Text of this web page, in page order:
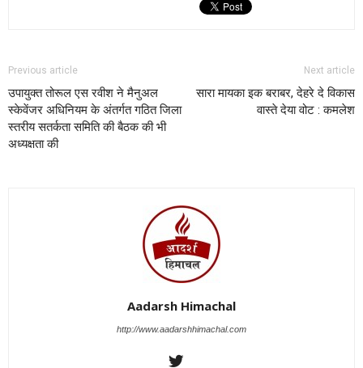
Previous article
उपायुक्त तोरूल एस रवीश ने मैनुअल
स्केवेंजर अधिनियम के अंतर्गत गठित जिला
स्तरीय सतर्कता समिति की बैठक की भी
अध्यक्षता की
Next article
सारा मायका इक बराबर, देहरे दे विकास
वास्ते देया वोट : कमलेश
Aadarsh Himachal
http://www.aadarshhimachal.com